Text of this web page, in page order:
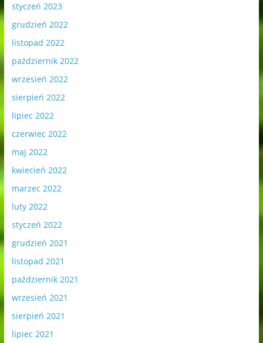
styczeń 2023
grudzień 2022
listopad 2022
październik 2022
wrzesień 2022
sierpień 2022
lipiec 2022
czerwiec 2022
maj 2022
kwiecień 2022
marzec 2022
luty 2022
styczeń 2022
grudzień 2021
listopad 2021
październik 2021
wrzesień 2021
sierpień 2021
lipiec 2021